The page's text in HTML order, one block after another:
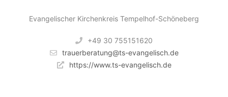
Evangelischer Kirchenkreis Tempelhof-Schöneberg
+49 30 755151620
trauerberatung@ts-evangelisch.de
https://www.ts-evangelisch.de